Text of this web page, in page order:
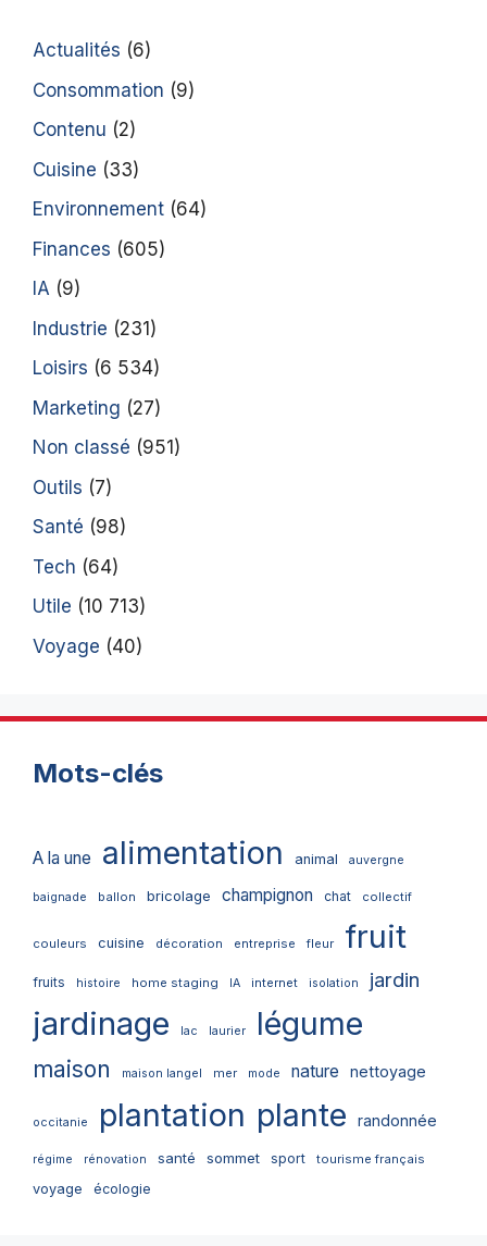
Actualités (6)
Consommation (9)
Contenu (2)
Cuisine (33)
Environnement (64)
Finances (605)
IA (9)
Industrie (231)
Loisirs (6 534)
Marketing (27)
Non classé (951)
Outils (7)
Santé (98)
Tech (64)
Utile (10 713)
Voyage (40)
Mots-clés
A la une alimentation animal auvergne
baignade ballon bricolage champignon chat collectif
couleurs cuisine décoration entreprise fleur fruit
fruits histoire home staging IA internet isolation jardin
jardinage lac laurier légume
maison maison langel mer mode nature nettoyage
occitanie plantation plante randonnée
régime rénovation santé sommet sport tourisme français
voyage écologie